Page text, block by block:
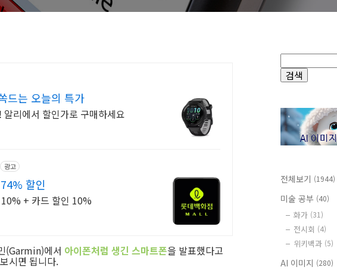
드는 오늘의 특가
리에서 할인가로 구매하세요
광고
할인
+ 카드 할인 10%
(Garmin)에서 아이폰처럼 생긴 스마트폰을 발표했다고
시면 됩니다.
전체보기 (1944)
미술 공부 (40)
화가 (31)
전시회 (4)
위키백과 (5)
AI 이미지 (280)